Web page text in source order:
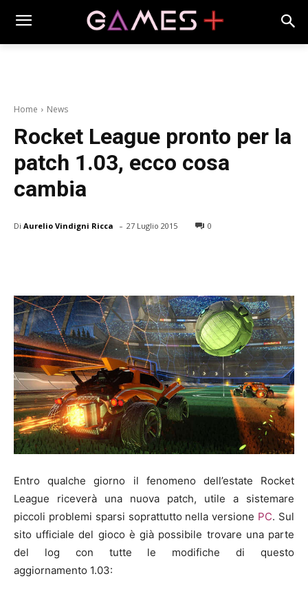
Home News
Rocket League pronto per la
patch 1.03, ecco cosa
cambia
Di Aurelio Vindigni Ricca - 27 Luglio 2015 0
Entro qualche giorno il fenomeno dell’estate Rocket
League riceverà una nuova patch, utile a sistemare
piccoli problemi sparsi soprattutto nella versione PC. Sul
sito ufficiale del gioco è già possibile trovare una parte
del log con tutte le modifiche di questo
aggiornamento 1.03: